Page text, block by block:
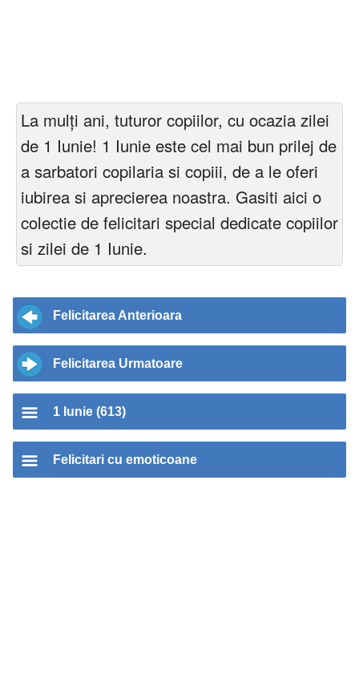
La mulți ani, tuturor copiilor, cu ocazia zilei
de 1 Iunie! 1 Iunie este cel mai bun prilej de
a sarbatori copilaria si copiii, de a le oferi
iubirea si aprecierea noastra. Gasiti aici o
colectie de felicitari special dedicate copiilor
si zilei de 1 Iunie.
Felicitarea Anterioara
Felicitarea Urmatoare
1 Iunie (613)
Felicitari cu emoticoane